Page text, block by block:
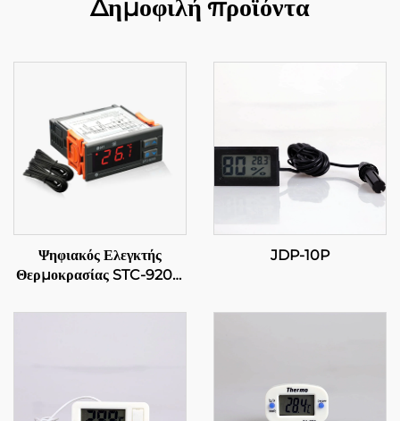
Δημοφιλή προϊόντα
Ψηφιακός Ελεγκτής
Θερμοκρασίας STC-9200:
πολυσταδιακός έλεγχος
JDP-10P